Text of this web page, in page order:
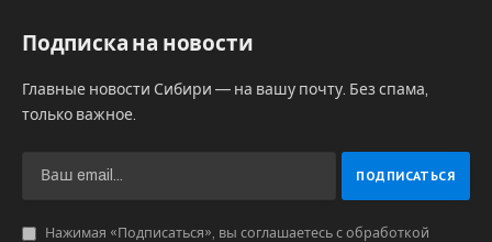
Подписка на новости
Главные новости Сибири — на вашу почту. Без спама,
только важное.
Нажимая «Подписаться», вы соглашаетесь с обработкой